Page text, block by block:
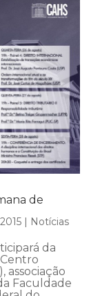
de
| Notícias
da
associação
Faculdade